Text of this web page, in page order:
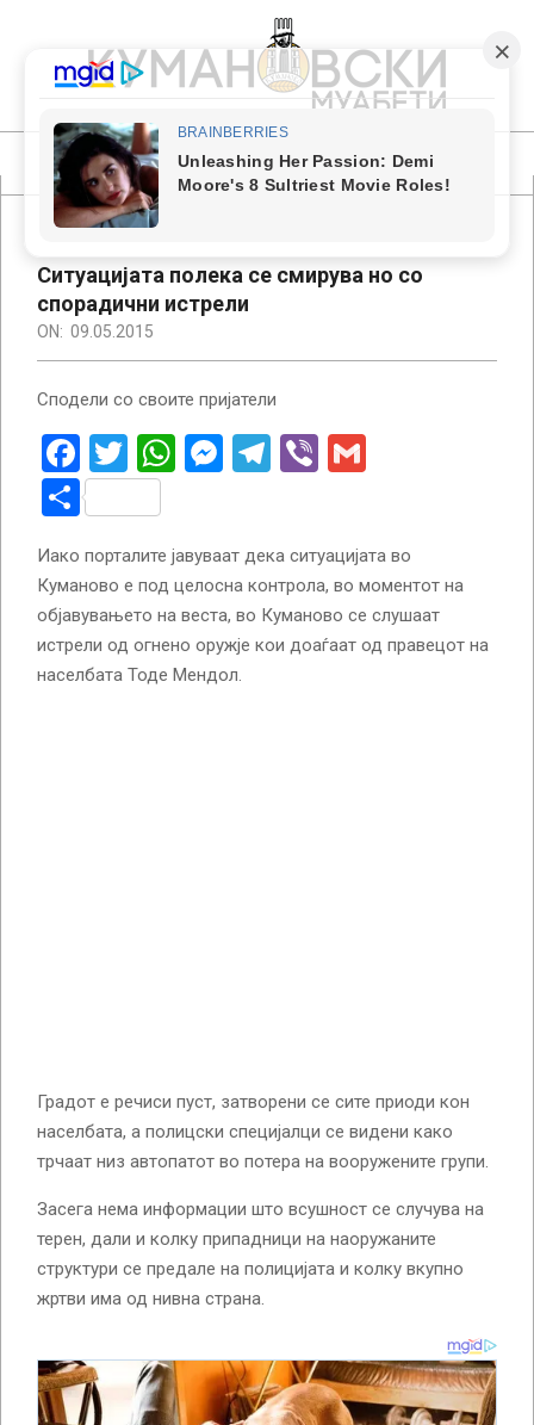
content
КУМАНОВСКИ
МУАБЕТИ
Primary
Navigation
Ситуацијата полека се смирува но со
спорадични истрели
ON: 09.05.2015
Сподели со своите пријатели
Facebook
Twitter
WhatsApp
Messenger
Telegram
Viber
Share
Иако порталите јавуваат дека ситуацијата во
Куманово е под целосна контрола, во моментот на
објавувањето на веста, во Куманово се слушаат
истрели од огнено оружје кои доаѓаат од правецот на
населбата Тоде Мендол.
Градот е речиси пуст, затворени се сите приоди кон
населбата, а полицски специјалци се видени како
трчаат низ автопатот во потера на вооружените групи.
Засега нема информации што всушност се случува на
терен, дали и колку припадници на наоружаните
структури се предале на полицијата и колку вкупно
жртви има од нивна страна.